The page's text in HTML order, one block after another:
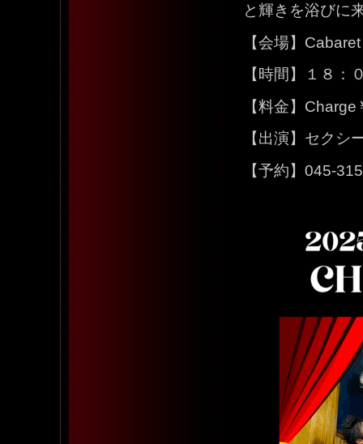
と輝きを浴びに
【会場】
【時間】１８：
【料金】
【出演】セクシ
【予約】045-